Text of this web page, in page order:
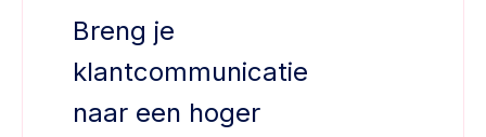
Breng je
klantcommunicatie
naar een hoger